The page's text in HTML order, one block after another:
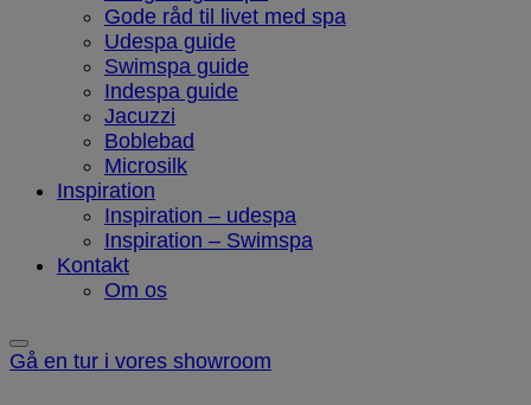
Gode råd til livet med spa
Udespa guide
Swimspa guide
Indespa guide
Jacuzzi
Boblebad
Microsilk
Inspiration
Inspiration – udespa
Inspiration – Swimspa
Kontakt
Om os
Gå en tur i vores showroom